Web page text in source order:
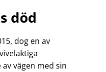
död
dog en av
vägen med sin